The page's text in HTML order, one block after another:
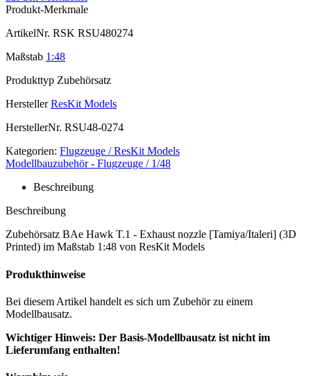
Produkt-Merkmale
ArtikelNr. RSK RSU480274
Maßstab 1:48
Produkttyp Zubehörsatz
Hersteller ResKit Models
HerstellerNr. RSU48-0274
Kategorien: Flugzeuge / ResKit Models
Modellbauzubehör - Flugzeuge / 1/48
Beschreibung
Beschreibung
Zubehörsatz BAe Hawk T.1 - Exhaust nozzle [Tamiya/Italeri] (3D
Printed) im Maßstab 1:48 von ResKit Models
Produkthinweise
Bei diesem Artikel handelt es sich um Zubehör zu einem
Modellbausatz.
Wichtiger Hinweis: Der Basis-Modellbausatz ist nicht im
Lieferumfang enthalten!